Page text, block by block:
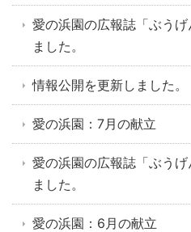
愛の浜園の広報誌「ぶう
ました。
情報公開を更新しました。
愛の浜園：7月の献立
愛の浜園の広報誌「ぶう
ました。
愛の浜園：6月の献立